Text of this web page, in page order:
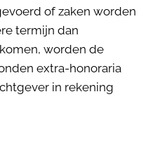
of zaken worden
termijn dan
worden de
extra-honoraria
in rekening